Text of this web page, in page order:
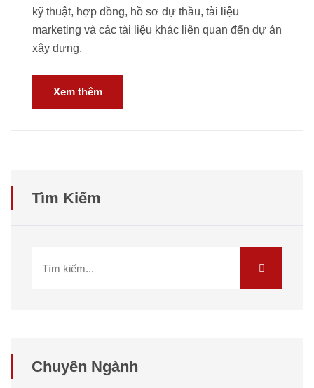
kỹ thuật, hợp đồng, hồ sơ dự thầu, tài liệu
marketing và các tài liệu khác liên quan đến dự án
xây dựng.
Xem thêm
Tìm Kiếm
Chuyên Ngành